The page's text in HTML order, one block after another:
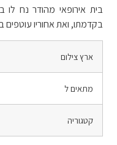
בית אירופאי מהודר נח
בקדמתו, ואת אחוריו עוטפים
ארץ צילום
מתאים ל
קטגוריה